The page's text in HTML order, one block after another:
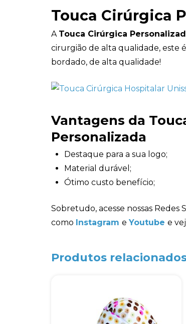
Touca Cirúrgica
A Touca Cirúrgica
cirurgião de alta qualidade, este
bordado, de alta qualidade!
Vantagens da
Personalizada
Destaque para a sua logo;
Material durável;
Ótimo custo benefício;
Sobretudo, acesse nossas Redes
como Instagram e Youtube e
Produtos